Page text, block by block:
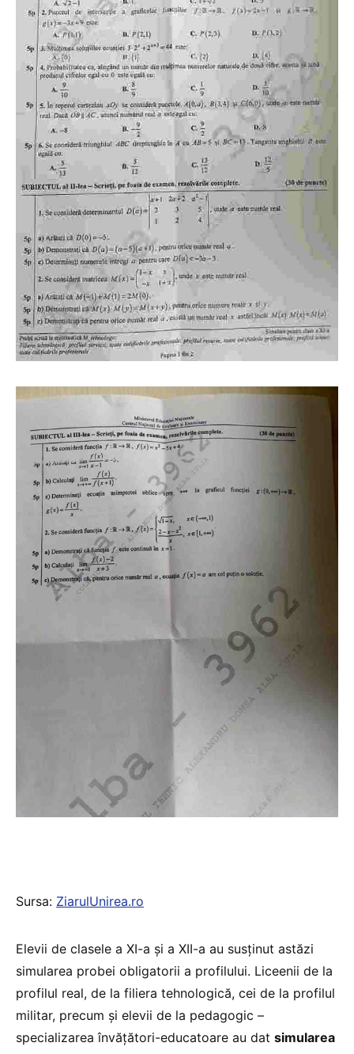
Sursa: ZiarulUnirea.ro
Elevii de clasele a XI-a și a XII-a au susținut astăzi
simularea probei obligatorii a profilului. Liceenii de la
profilul real, de la filiera tehnologică, cei de la profilul
militar, precum și elevii de la pedagogic –
specializarea învățători-educatoare au dat simularea